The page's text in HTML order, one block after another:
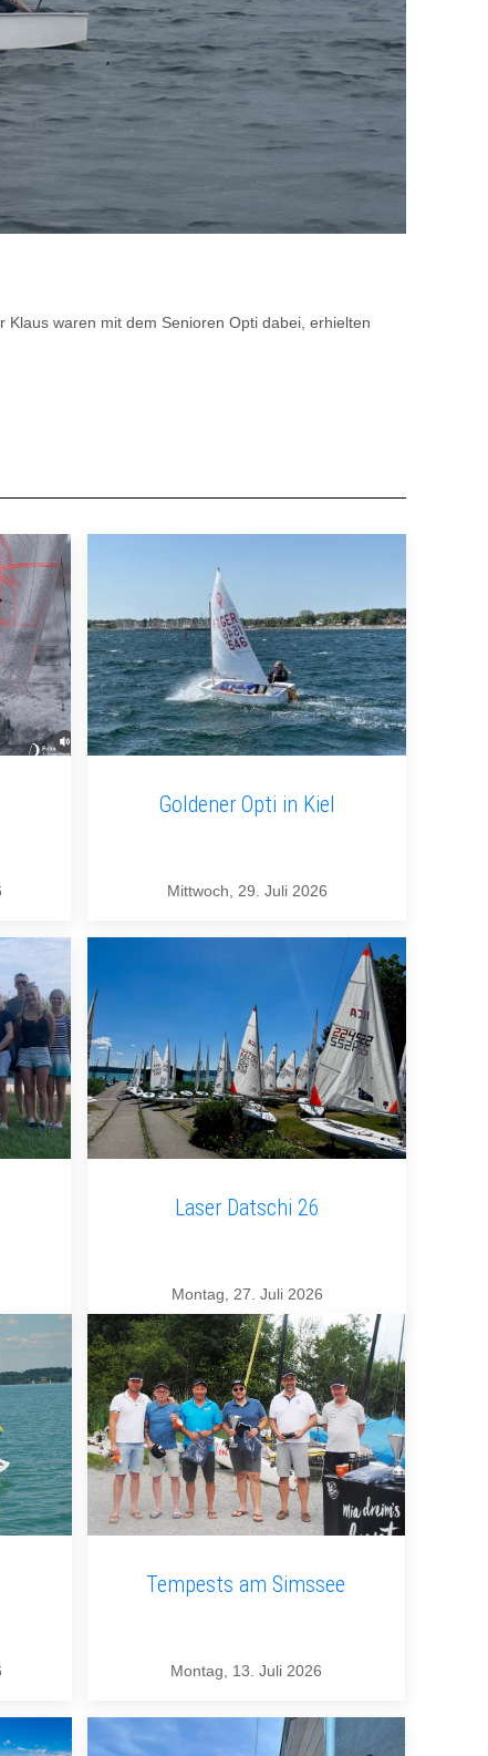
waren mit dem Senioren Opti dabei, erhielten
Goldener Opti in Kiel
Mittwoch, 29. Juli 2026
Laser Datschi 26
Montag, 27. Juli 2026
Tempests am Simssee
Montag, 13. Juli 2026